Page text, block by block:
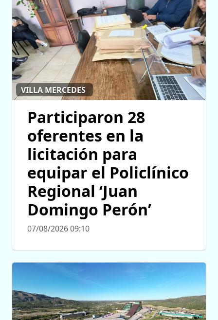
VILLA MERCEDES
Participaron 28
oferentes en la
licitación para
equipar el Policlínico
Regional ‘Juan
Domingo Perón’
07/08/2026 09:10